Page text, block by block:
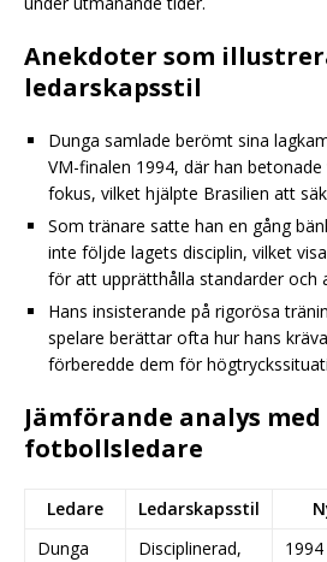
Anekdoter som
ledarskapsstil
Dunga samlade berömt sina
VM-finalen 1994, där han
fokus, vilket hjälpte Brasilien att
Som tränare satte han en gång
inte följde lagets disciplin, vilket
för att upprätthålla standarder och
Hans insisterande på rigorösa
spelare berättar ofta hur hans
förberedde dem för
Jämförande analys
fotbollsledare
Ledare Ledarskapsstil
Dunga
Disciplinerad,